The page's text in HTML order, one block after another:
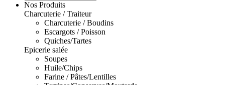
Nos Produits
Charcuterie / Traiteur
Charcuterie / Boudins
Escargots / Poisson
Quiches/Tartes
Epicerie salée
Soupes
Huile/Chips
Farine / Pâtes/Lentilles